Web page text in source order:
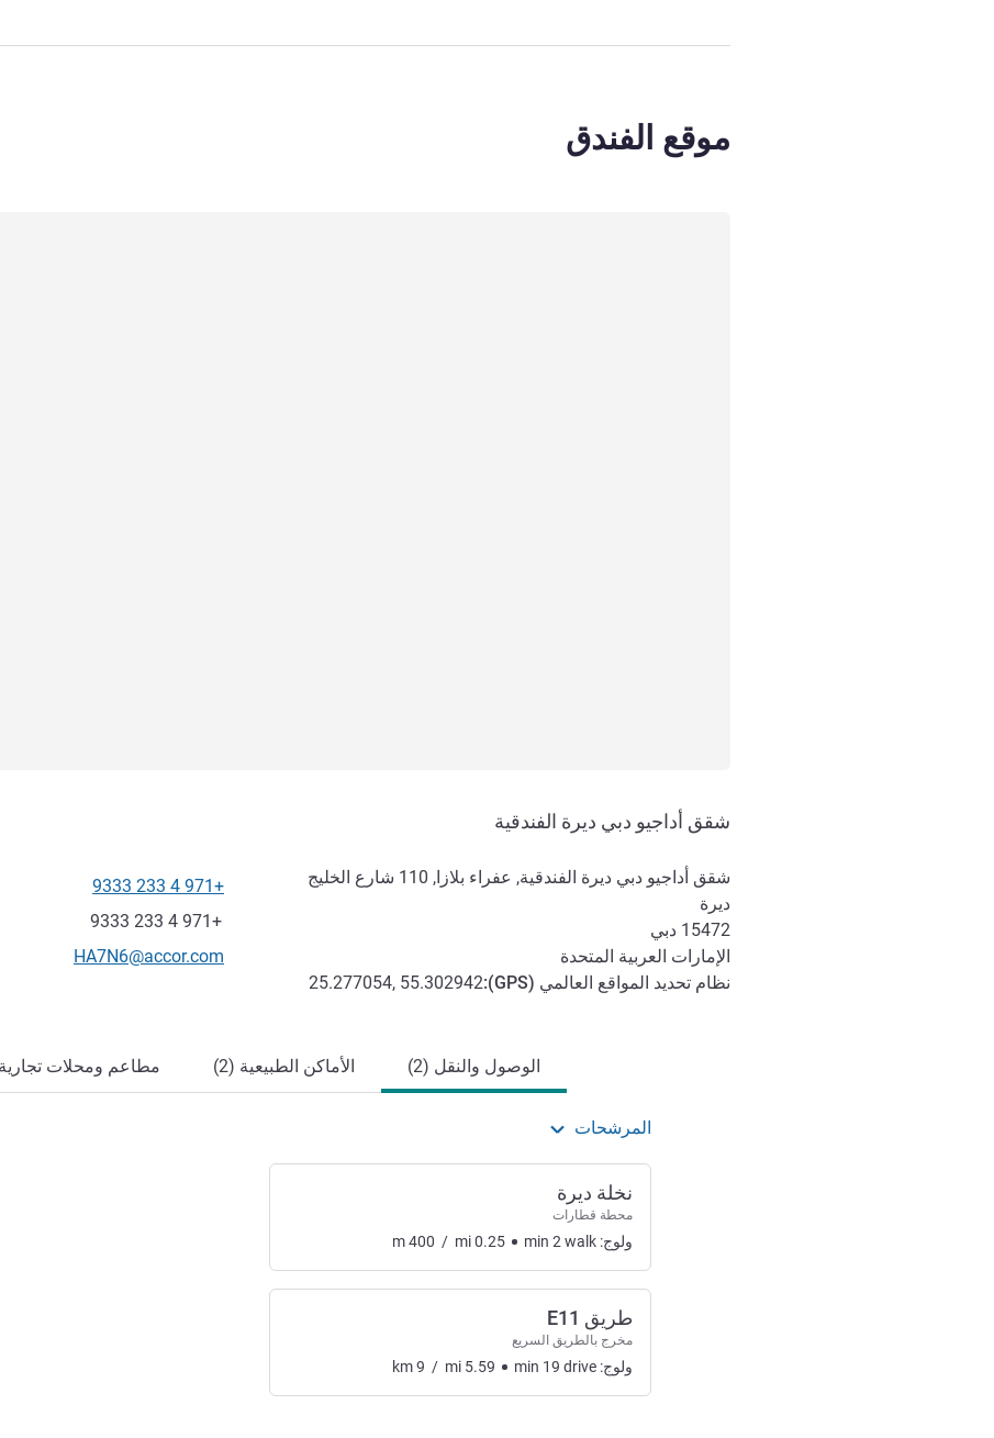
موقع الفندق
شقق أداجيو دبي ديرة الفندقية
شقق أداجيو دبي ديرة الفندقية, عفراء بلازا, 110 شارع الخليج
ديرة
15472 دبي
الإمارات العربية المتحدة
نظام تحديد المواقع العالمي (GPS
):
25.277054, 55.302942
الهاتف
+971 4 233 9333
فاكس
+971 4 233 9333
تواصل معنا عبر البريد الإلكتروني
HA7N6@accor.com
الوصول والنقل (2) الأماكن الطبيعية (2) مطاعم ومحلات تجارية
المرشحات
نخلة ديرة
محطة قطارات
ولوج: m400 / mi0.25 min 2walk
طريق E11
مخرج بالطريق السريع
ولوج: km9 / mi 5.59 min 19 drive